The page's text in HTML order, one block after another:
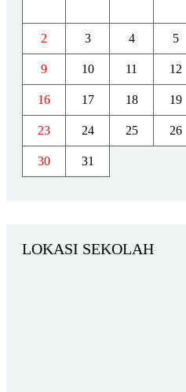
2 3 4 5
9 10 11 12
16 17 18 19
23 24 25 26
30 31
LOKASI SEKOLAH